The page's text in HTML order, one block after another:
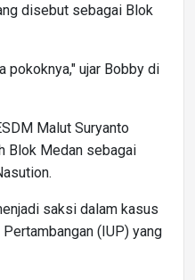
disebut sebagai Blok
pokoknya," ujar Bobby di
Malut Suryanto
Blok Medan sebagai
saksi dalam kasus
(IUP) yang